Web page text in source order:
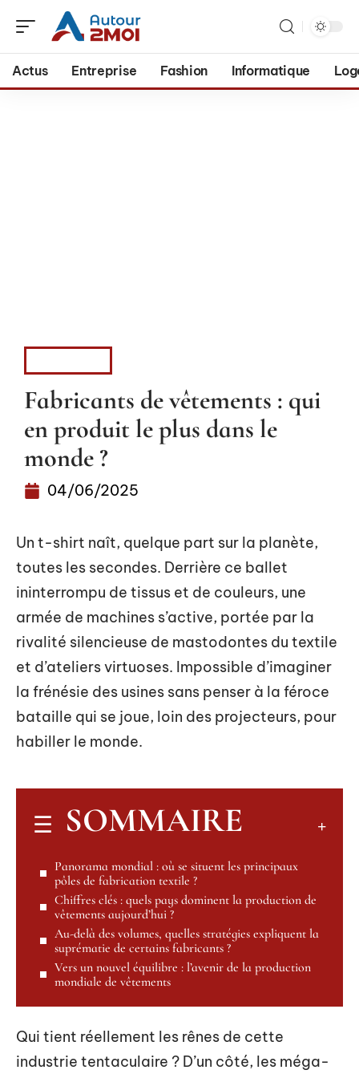
Actus Entreprise Fashion Informatique
Fabricants de vêtements : qui
en produit le plus dans le
monde ?
04/06/2025
Un t-shirt naît, quelque part sur la planète,
toutes les secondes. Derrière ce ballet
ininterrompu de tissus et de couleurs, une
armée de machines s’active, portée par la
rivalité silencieuse de mastodontes du textile
et d’ateliers virtuoses. Impossible d’imaginer
la frénésie des usines sans penser à la féroce
bataille qui se joue, loin des projecteurs, pour
habiller le monde.
SOMMAIRE
Panorama mondial : où se situent les principaux
pôles de fabrication textile ?
Chiffres clés : quels pays dominent la production de
vêtements aujourd’hui ?
Au-delà des volumes, quelles stratégies expliquent la
suprématie de certains fabricants ?
Vers un nouvel équilibre : l’avenir de la production
mondiale de vêtements
Qui tient réellement les rênes de cette
industrie tentaculaire ? D’un côté, les méga-